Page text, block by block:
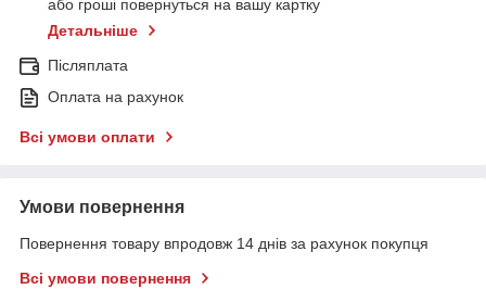
або гроші повернуться на вашу картку
Детальніше
Післяплата
Оплата на рахунок
Всі умови оплати
Умови повернення
Повернення товару впродовж 14 днів за рахунок покупця
Всі умови повернення